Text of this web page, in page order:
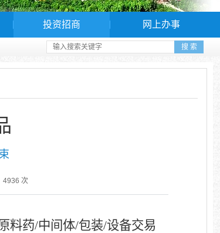
投资招商 网上办事
4936 次
料药/中间体/包装/设备交易